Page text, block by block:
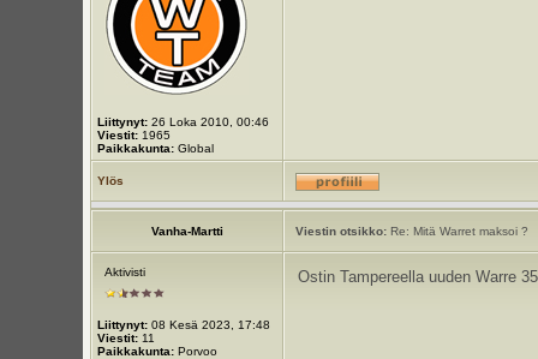
Liittynyt:26 Loka 2010, 00:46
Viestit:1965
Paikkakunta:Global
Ylös
Vanha-Martti Viestin otsikko:Re: Mitä Warret maksoi ?
Aktivisti
Liittynyt:08 Kesä 2023, 17:48
Viestit:11
Paikkakunta:Porvoo
Ostin Tampereella uuden Warre